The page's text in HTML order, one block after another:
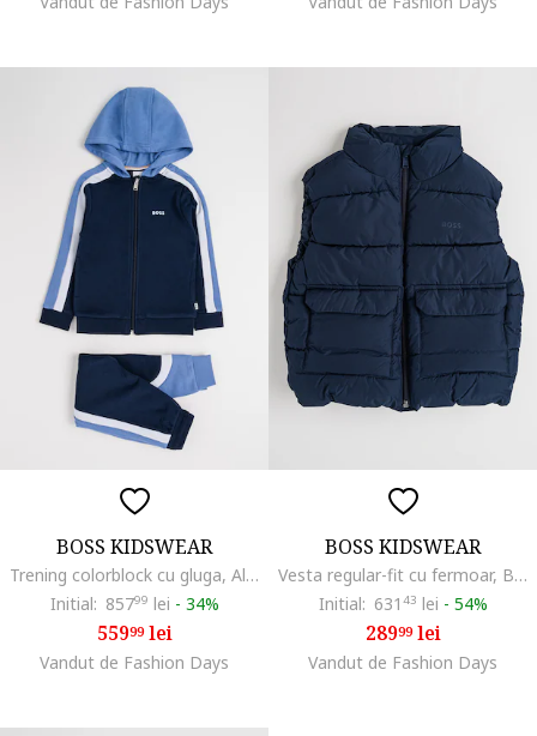
BOSS KIDSWEAR
Trening colorblock cu gluga, Albastru glaciar/Bleumarin
Initial: 85799 lei - 34%
55999lei
Vandut de Fashion Days
BOSS KIDSWEAR
Vesta regular-fit cu fermoar, Bleumarin
Initial: 631 43 lei - 54%
28999lei
Vandut de Fashion Days